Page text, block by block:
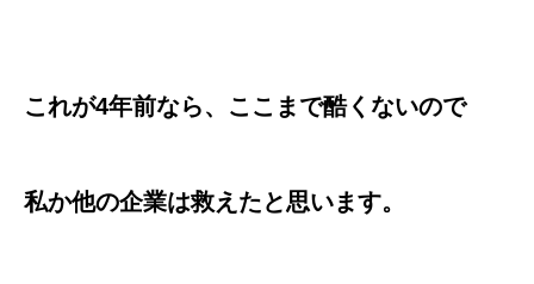
これが4年前なら、ここまで酷くないので
私か他の企業は救えたと思います。